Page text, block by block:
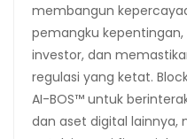
membangun
pemangku
investor, dan
regulasi yang ketat.
AI-BOS™ untuk
dan aset digital lainnya,